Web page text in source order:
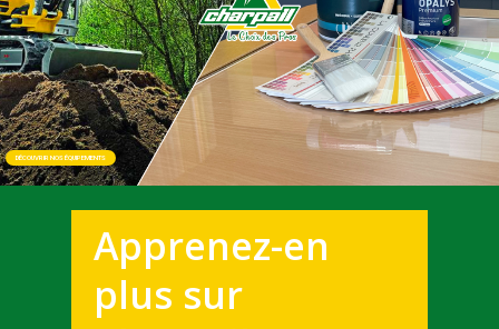
Apprenez-en
plus sur